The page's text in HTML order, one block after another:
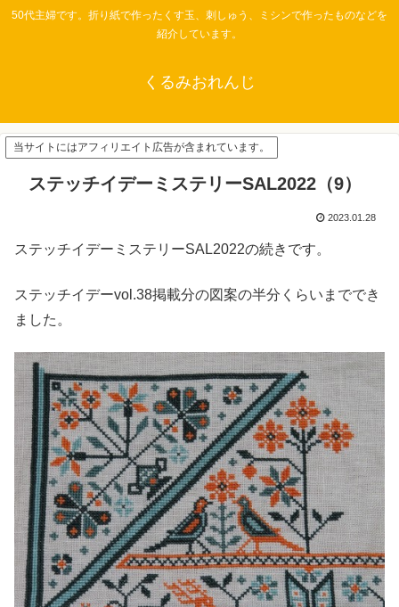
50代主婦です。折り紙で作ったくす玉、刺しゅう、ミシンで作ったものなどを
紹介しています。
くるみおれんじ
当サイトにはアフィリエイト広告が含まれています。
ステッチイデーミステリーSAL2022（9）
2023.01.28
ステッチイデーミステリーSAL2022の続きです。
ステッチイデーvol.38掲載分の図案の半分くらいまででき
ました。